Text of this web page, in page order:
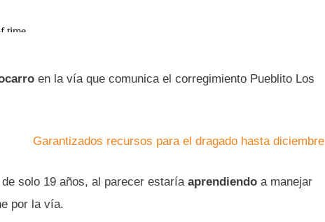
en la vía que comunica el corregimiento Pueblito Los
Garantizados recursos para el dragado hasta diciembre
solo 19 años, al parecer estaría aprendiendo a manejar
por la vía.